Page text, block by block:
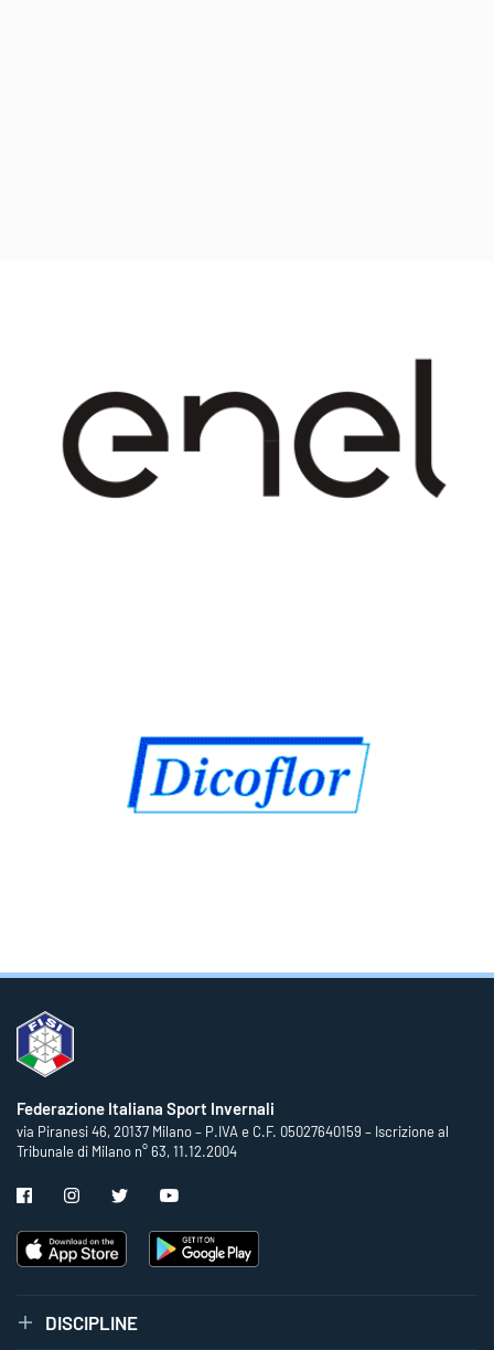
Federazione Italiana Sport Invernali
via Piranesi 46, 20137 Milano – P.IVA e C.F. 05027640159 – Iscrizione al
Tribunale di Milano n° 63, 11.12.2004
DISCIPLINE